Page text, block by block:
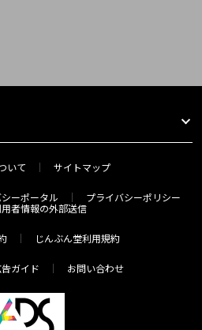
いて サイトマップ
ーポータル
プライバシーポリシー
者情報の外部送信
じんぶん堂利用規約
ガイド お問い合わせ